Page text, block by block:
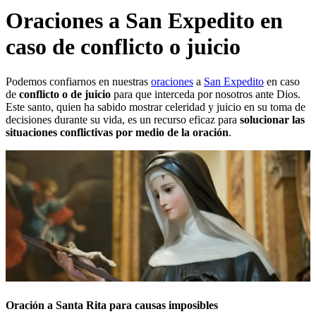
Oraciones a San Expedito en
caso de conflicto o juicio
Podemos confiarnos en nuestras oraciones a San Expedito en caso
de conflicto o de juicio para que interceda por nosotros ante Dios.
Este santo, quien ha sabido mostrar celeridad y juicio en su toma de
decisiones durante su vida, es un recurso eficaz para solucionar las
situaciones conflictivas por medio de la oración.
Oración a Santa Rita para causas imposibles